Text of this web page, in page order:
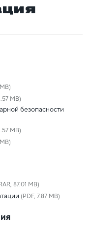
MB)
безопасности
MB)
87.01 MB)
(PDF, 7.87 MB)